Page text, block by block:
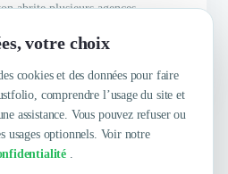
votre choix
cookies et des données pour faire
comprendre l’usage du site et
assistance. Vous pouvez refuser ou
usages optionnels. Voir notre
.
abrite plusieurs agences
options pour booster votre